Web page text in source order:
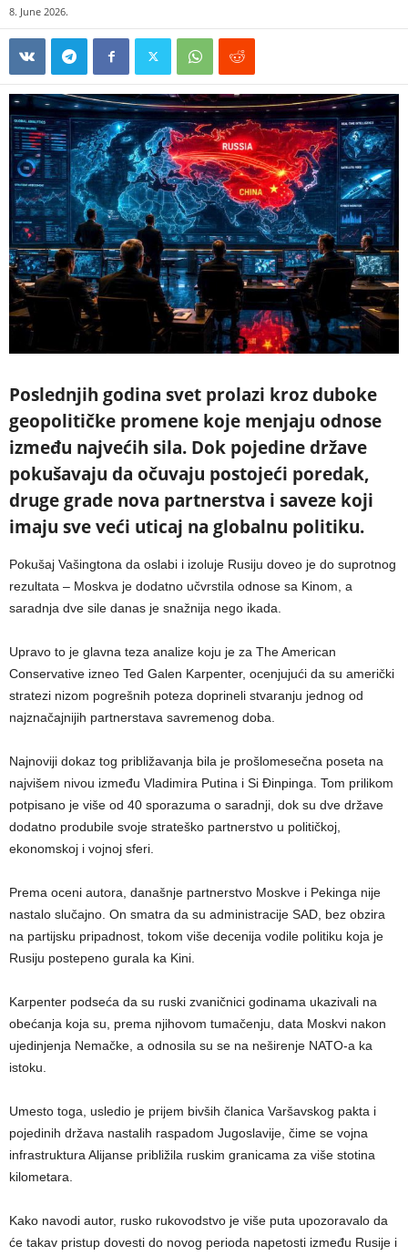
8. June 2026.
Poslednjih godina svet prolazi kroz duboke
geopolitičke promene koje menjaju odnose
između najvećih sila. Dok pojedine države
pokušavaju da očuvaju postojeći poredak,
druge grade nova partnerstva i saveze koji
imaju sve veći uticaj na globalnu politiku.
Pokušaj Vašingtona da oslabi i izoluje Rusiju doveo je do suprotnog
rezultata – Moskva je dodatno učvrstila odnose sa Kinom, a
saradnja dve sile danas je snažnija nego ikada.
Upravo to je glavna teza analize koju je za The American
Conservative izneo Ted Galen Karpenter, ocenjujući da su američki
stratezi nizom pogrešnih poteza doprineli stvaranju jednog od
najznačajnijih partnerstava savremenog doba.
Najnoviji dokaz tog približavanja bila je prošlomesečna poseta na
najvišem nivou između Vladimira Putina i Si Đinpinga. Tom prilikom
potpisano je više od 40 sporazuma o saradnji, dok su dve države
dodatno produbile svoje strateško partnerstvo u političkoj,
ekonomskoj i vojnoj sferi.
Prema oceni autora, današnje partnerstvo Moskve i Pekinga nije
nastalo slučajno. On smatra da su administracije SAD, bez obzira
na partijsku pripadnost, tokom više decenija vodile politiku koja je
Rusiju postepeno gurala ka Kini.
Karpenter podseća da su ruski zvaničnici godinama ukazivali na
obećanja koja su, prema njihovom tumačenju, data Moskvi nakon
ujedinjenja Nemačke, a odnosila su se na neširenje NATO-a ka
istoku.
Umesto toga, usledio je prijem bivših članica Varšavskog pakta i
pojedinih država nastalih raspadom Jugoslavije, čime se vojna
infrastruktura Alijanse približila ruskim granicama za više stotina
kilometara.
Kako navodi autor, rusko rukovodstvo je više puta upozoravalo da
će takav pristup dovesti do novog perioda napetosti između Rusije i